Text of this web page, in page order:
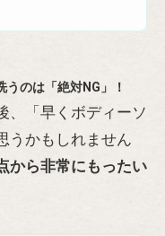
のは「絶対NG」！
、「早くボディーソ
うかもしれません
から非常にもったい